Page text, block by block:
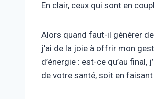
En clair, ceux qui sont en
Alors quand faut-il générer
j’ai de la joie à offrir mon
d’énergie : est-ce qu’au
de votre santé, soit en